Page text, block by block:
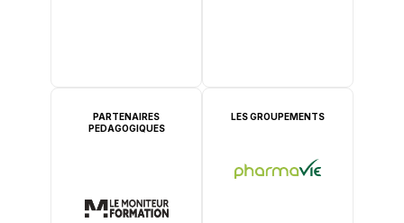
PARTENAIRES
PEDAGOGIQUES
LES GROUPEMENTS